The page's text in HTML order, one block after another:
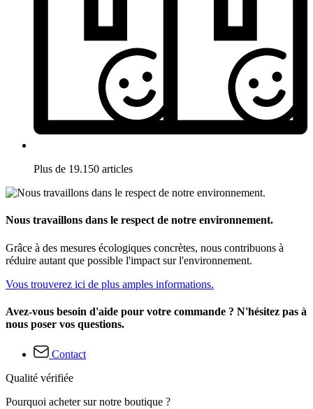
Plus de 19.150 articles
Nous travaillons dans le respect de notre environnement.
Grâce à des mesures écologiques concrètes, nous contribuons à
réduire autant que possible l'impact sur l'environnement.
Vous trouverez ici de plus amples informations.
Avez-vous besoin d'aide pour votre commande ? N'hésitez pas à
nous poser vos questions.
Contact
Qualité vérifiée
Pourquoi acheter sur notre boutique ?